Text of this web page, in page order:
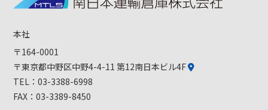
本社
〒164-0001
〒東京都中野区中野4-4-11 第12南日本ビル4F
TEL：03-3388-6998
FAX：03-3389-8450